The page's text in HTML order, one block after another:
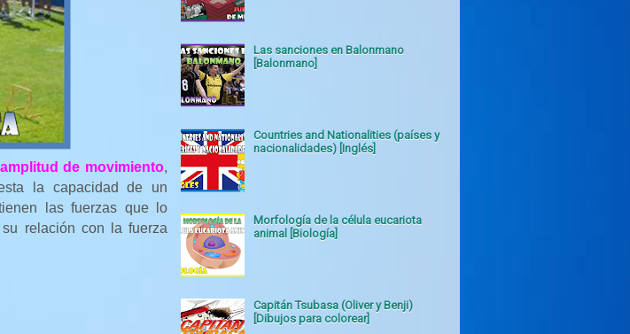
de movimiento,
la capacidad de un
las fuerzas que lo
relación con la fuerza
Las sanciones en Balonmano
[Balonmano]
Countries and Nationalities (países y
nacionalidades) [Inglés]
Morfología de la célula eucariota
animal [Biología]
Capitán Tsubasa (Oliver y Benji)
[Dibujos para colorear]